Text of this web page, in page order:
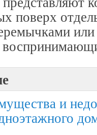
поверх
и